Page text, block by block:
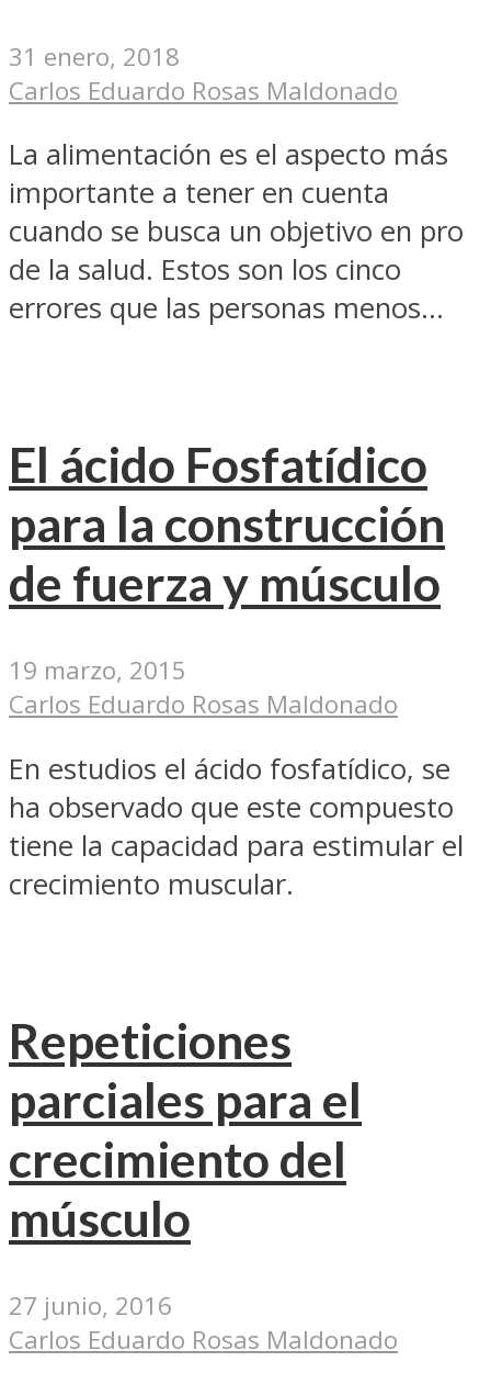
31 enero, 2018
Carlos Eduardo Rosas Maldonado
La alimentación es el aspecto más
importante a tener en cuenta
cuando se busca un objetivo en pro
de la salud. Estos son los cinco
errores que las personas menos...
El ácido Fosfatídico
para la construcción
de fuerza y músculo
19 marzo, 2015
Carlos Eduardo Rosas Maldonado
En estudios el ácido fosfatídico, se
ha observado que este compuesto
tiene la capacidad para estimular el
crecimiento muscular.
Repeticiones
parciales para el
crecimiento del
músculo
27 junio, 2016
Carlos Eduardo Rosas Maldonado